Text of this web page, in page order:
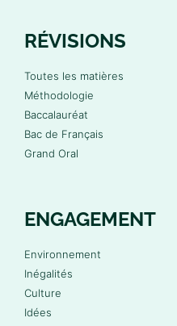
RÉVISIONS
Toutes les matières
Méthodologie
Baccalauréat
Bac de Français
Grand Oral
ENGAGEMENT
Environnement
Inégalités
Culture
Idées